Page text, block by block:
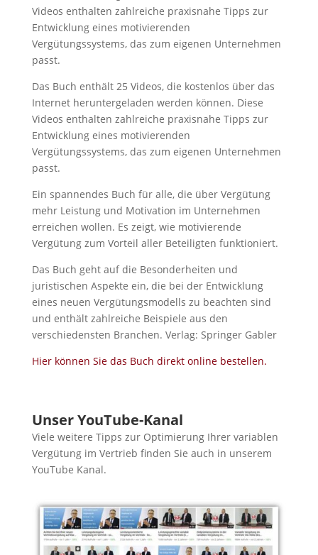
Videos enthalten zahlreiche praxisnahe Tipps zur
Entwicklung eines motivierenden
Vergütungssystems, das zum eigenen Unternehmen
passt.
Das Buch enthält 25 Videos, die kostenlos über das
Internet heruntergeladen werden können. Diese
Videos enthalten zahlreiche praxisnahe Tipps zur
Entwicklung eines motivierenden
Vergütungssystems, das zum eigenen Unternehmen
passt.
Ein spannendes Buch für alle, die über Vergütung
mehr Leistung und Motivation im Unternehmen
erreichen wollen. Es zeigt, wie motivierende
Vergütung zum Vorteil aller Beteiligten funktioniert.
Das Buch geht auf die Besonderheiten und
juristischen Aspekte ein, die bei der Entwicklung
eines neuen Vergütungsmodells zu beachten sind
und enthält zahlreiche Beispiele aus den
verschiedensten Branchen. Verlag: Springer Gabler
Hier können Sie das Buch direkt online bestellen.
Unser YouTube-Kanal
Viele weitere Tipps zur Optimierung Ihrer variablen
Vergütung im Vertrieb finden Sie auch in unserem
YouTube Kanal.